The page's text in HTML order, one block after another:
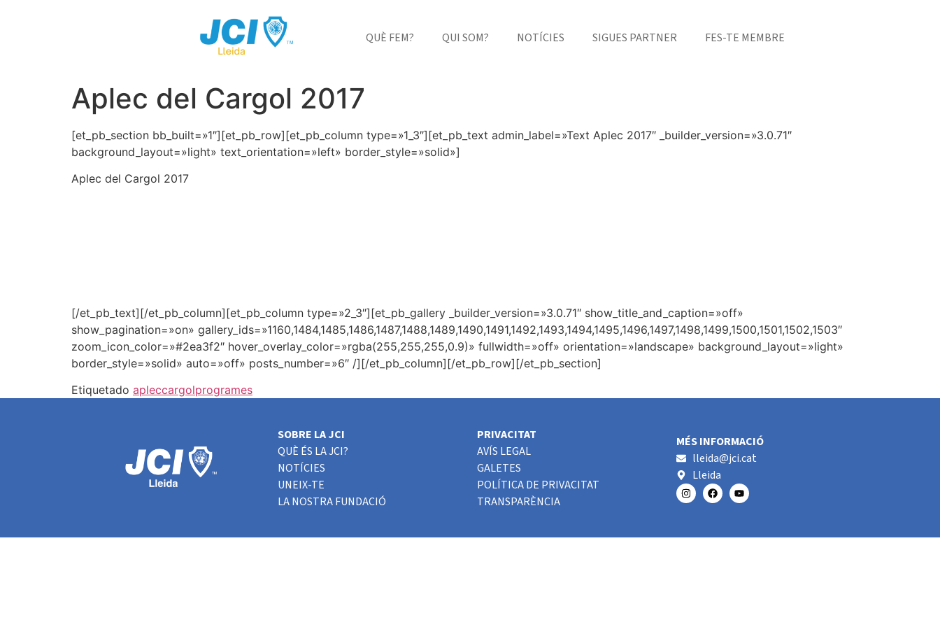
QUÈ FEM? QUI SOM? NOTÍCIES SIGUES PARTNER FES-TE MEMBRE
Aplec del Cargol 2017
[et_pb_section bb_built=»1″][et_pb_row][et_pb_column type=»1_3″][et_pb_text admin_label=»Text Aplec 2017″ _builder_version=»3.0.71″
background_layout=»light» text_orientation=»left» border_style=»solid»]
Aplec del Cargol 2017
[/et_pb_text][/et_pb_column][et_pb_column type=»2_3″][et_pb_gallery _builder_version=»3.0.71″ show_title_and_caption=»off»
show_pagination=»on» gallery_ids=»1160,1484,1485,1486,1487,1488,1489,1490,1491,1492,1493,1494,1495,1496,1497,1498,1499,1500,1501,1502,1503″
zoom_icon_color=»#2ea3f2″ hover_overlay_color=»rgba(255,255,255,0.9)» fullwidth=»off» orientation=»landscape» background_layout=»light»
border_style=»solid» auto=»off» posts_number=»6″ /][/et_pb_column][/et_pb_row][/et_pb_section]
Etiquetado apleccargolprogrames
SOBRE LA JCI
QUÈ ÉS LA JCI?
NOTÍCIES
UNEIX-TE
LA NOSTRA FUNDACIÓ
PRIVACITAT
AVÍS LEGAL
GALETES
POLÍTICA DE PRIVACITAT
TRANSPARÈNCIA
MÉS INFORMACIÓ
lleida@jci.cat
Lleida